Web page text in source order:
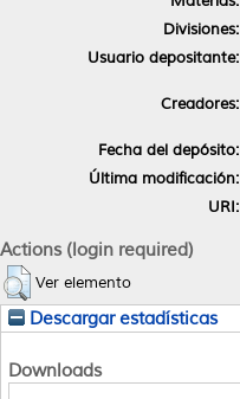
Divisiones:
Usuario depositante:
Creadores:
Fecha del depósito:
Última modificación:
URI:
Actions (login required)
Ver elemento
Descargar estadísticas
Downloads